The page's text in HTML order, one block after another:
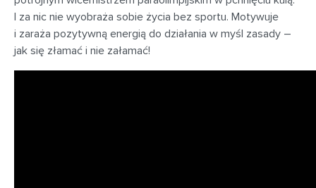
I za nic nie wyobraża sobie życia bez sportu. Motywuje
i zaraża pozytywną energią do działania w myśl zasady –
jak się złamać i nie załamać!